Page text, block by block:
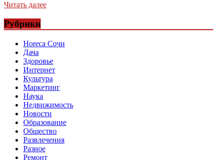
Читать далее
Рубрики
Horeca Сочи
Дача
Здоровье
Интернет
Культура
Маркетинг
Наука
Недвижимость
Новости
Образование
Общество
Развлечения
Разное
Ремонт